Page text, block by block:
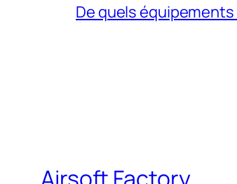
De quels